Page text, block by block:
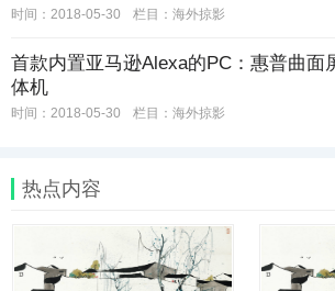
时间：2018-05-30 栏目： 海外掠影
首款内置亚马逊Alexa的PC：惠普曲面
体机
时间：2018-05-30 栏目： 海外掠影
热点内容